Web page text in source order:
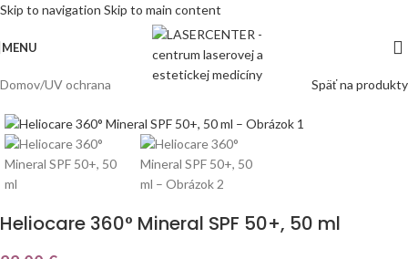
Skip to navigation Skip to main content
MENU
Domov/UV ochrana Späť na produkty
Heliocare 360° Mineral SPF 50+, 50 ml